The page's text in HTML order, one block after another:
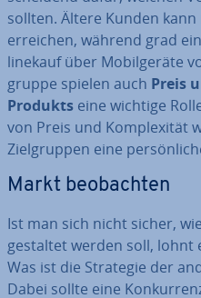
sollten. Ältere Kunden
erreichen, während grad
line­kauf über Mo­bil­ge­rä­te
grup­pe spielen auch Preis
Produkts eine wichtige
von Preis und Kom­ple­xi­tät
Ziel­grup­pen eine
Markt be­ob­ach­ten
Ist man sich nicht sicher,
gestaltet werden soll, lohnt
Was ist die Strategie der
Dabei sollte eine